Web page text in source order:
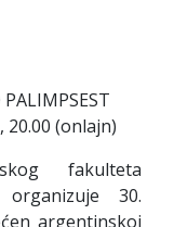
20.00 (onlajn)
fakulteta
30.
argentinskoj